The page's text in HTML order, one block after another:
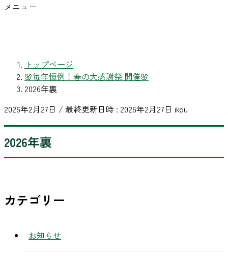
メニュー
トップページ
🌸毎年恒例！春の大感謝祭 開催🌸
2026年裏
2026年2月27日 / 最終更新日時 : 2026年2月27日 ikou
2026年裏
カテゴリー
お知らせ